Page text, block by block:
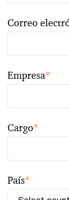
Correo
Empresa*
Cargo*
País*